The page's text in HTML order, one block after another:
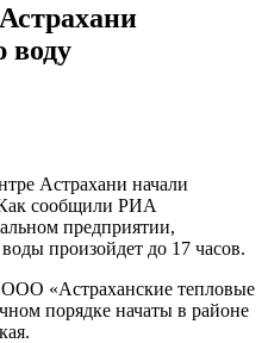
воду
Астрахани начали
сообщили РИА
предприятии,
произойдет до 17 часов.
«Астраханские тепловые
порядке начаты в районе